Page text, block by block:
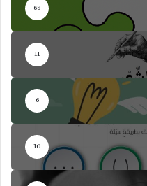
68
11
6
10